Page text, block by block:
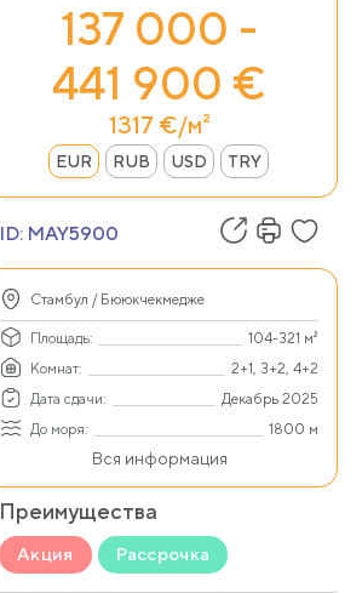
137 000 -
441 900 €
1317 €/м²
EUR RUB USD TRY
ID: MAY5900
Стамбул / Бююкчекмедже
Площадь:
104-321 м²
Комнат:
2+1, 3+2, 4+2
Дата сдачи:
Декабрь 2025
До моря:
1800 м
Вся информация
Преимущества
Акция Рассрочка